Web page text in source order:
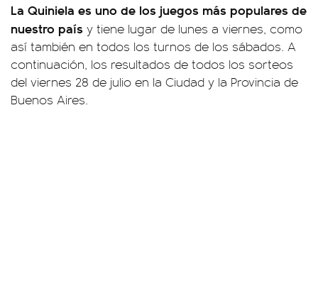
La Quiniela es uno de los juegos más populares de
nuestro país y tiene lugar de lunes a viernes, como
así también en todos los turnos de los sábados. A
continuación, los resultados de todos los sorteos
del viernes 28 de julio en la Ciudad y la Provincia de
Buenos Aires.